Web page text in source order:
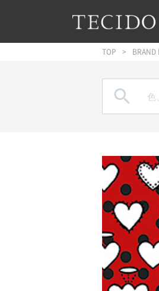
メインナビ
メインコンテン
フッターへジャンプ
TOP BRAND
